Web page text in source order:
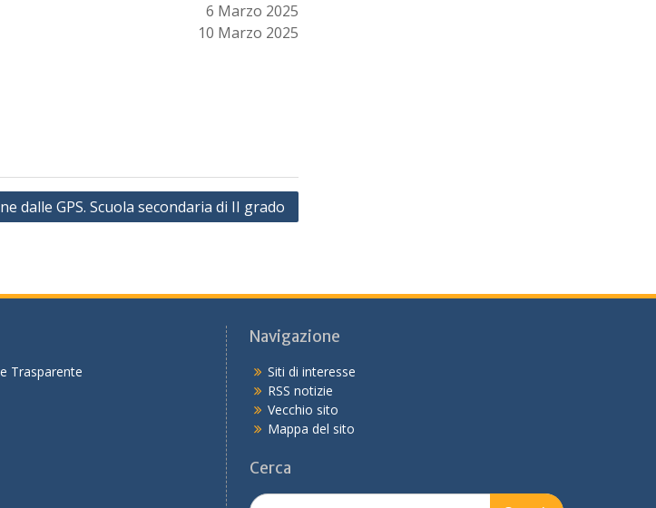
6 Marzo 2025
10 Marzo 2025
dalle GPS. Scuola secondaria di II grado
Trasparente
Navigazione
Siti di interesse
RSS notizie
Vecchio sito
Mappa del sito
Cerca
Search